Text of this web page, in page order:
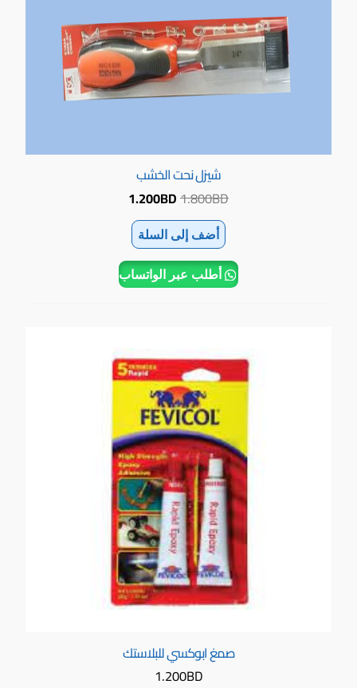
شيزل نحت الخشب
1.800BD
1.200BD
أضف إلى السلة
أطلب عبر الواتساب
صمغ ابوكسي للبلاستك
1.200BD